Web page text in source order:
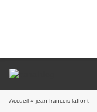
Accueil » jean-francois laffont